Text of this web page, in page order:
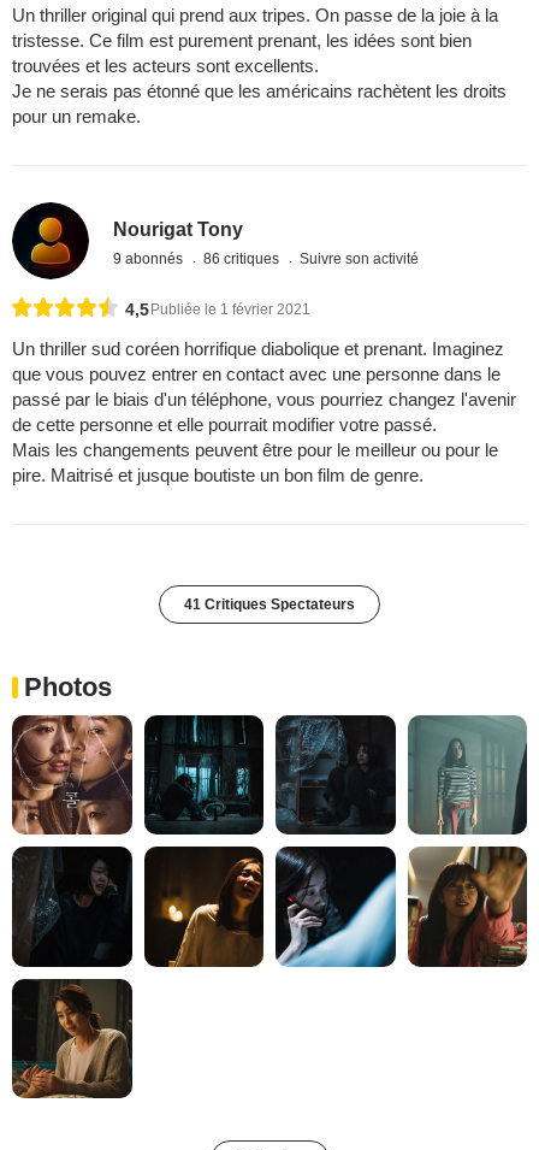
Un thriller original qui prend aux tripes. On passe de la joie à la
tristesse. Ce film est purement prenant, les idées sont bien
trouvées et les acteurs sont excellents.
Je ne serais pas étonné que les américains rachètent les droits
pour un remake.
Nourigat Tony
9 abonnés 86 critiques Suivre son activité
4,5Publiée le 1 février 2021
Un thriller sud coréen horrifique diabolique et prenant. Imaginez
que vous pouvez entrer en contact avec une personne dans le
passé par le biais d'un téléphone, vous pourriez changez l'avenir
de cette personne et elle pourrait modifier votre passé.
Mais les changements peuvent être pour le meilleur ou pour le
pire. Maitrisé et jusque boutiste un bon film de genre.
41 Critiques Spectateurs
Photos